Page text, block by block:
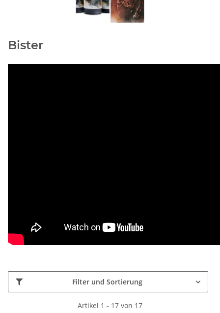
Bister
Filter und Sortierung
Artikel 1 - 17 von 17